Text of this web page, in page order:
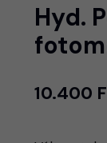
Hyd.
10.400